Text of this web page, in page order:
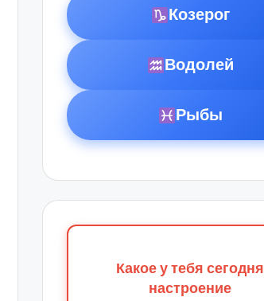
Козерог
Водолей
Рыбы
Какое у тебя сегодня
настроение